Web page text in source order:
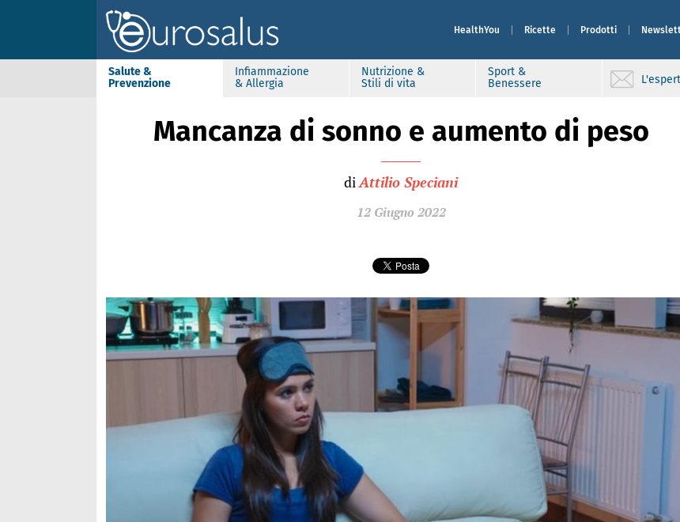
HealthYou Ricette Prodotti
Salute &
Prevenzione
Infiammazione
& Allergia
Nutrizione &
Stili di vita
Sport &
Benessere
Mancanza di sonno e aumento di peso
diAttilio Speciani
12 Giugno 2022